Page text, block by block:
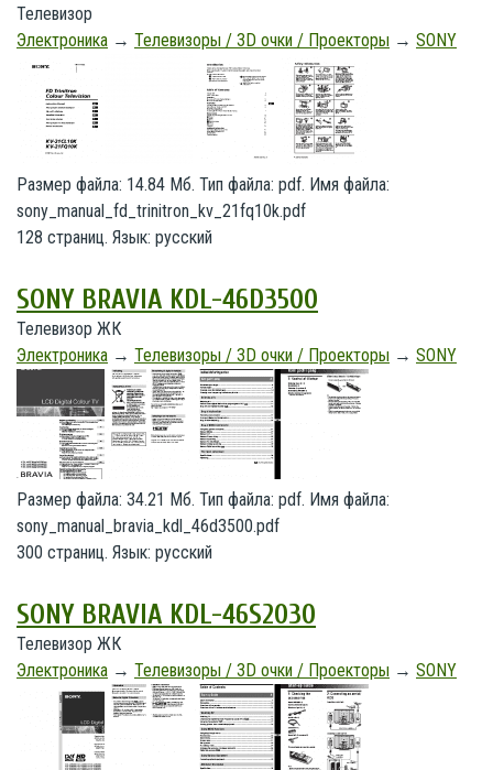
Телевизор
Электроника → Телевизоры / 3D очки / Проекторы → SONY
Размер файла: 14.84 Мб. Тип файла: pdf. Имя файла:
sony_manual_fd_trinitron_kv_21fq10k.pdf
128 страниц. Язык: русский
SONY BRAVIA KDL-46D3500
Телевизор ЖК
Электроника → Телевизоры / 3D очки / Проекторы → SONY
Размер файла: 34.21 Мб. Тип файла: pdf. Имя файла:
sony_manual_bravia_kdl_46d3500.pdf
300 страниц. Язык: русский
SONY BRAVIA KDL-46S2030
Телевизор ЖК
Электроника → Телевизоры / 3D очки / Проекторы → SONY